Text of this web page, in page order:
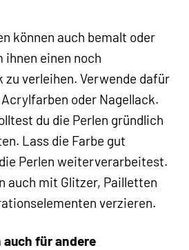
können auch bemalt oder
einen noch
zu verleihen. Verwende dafür
oder Nagellack.
du die Perlen gründlich
Lass die Farbe gut
Perlen weiterverarbeitest.
auch mit Glitzer, Pailletten
verzieren.
auch für andere